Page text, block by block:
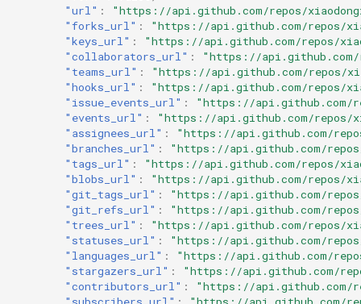
"url" :
"https://api.github.com/repos/
"forks_url" :
"https://api.github.com/repos/
"keys_url" :
"https://api.github.com/repos/
"collaborators_url" :
"https://api.github.com/
"teams_url" :
"https://api.github.com/repos/
"hooks_url" :
"https://api.github.com/repos/
"issue_events_url" :
"https://api.github.com/
"events_url" :
"https://api.github.com/repos/
"assignees_url" :
"https://api.github.com/
"branches_url" :
"https://api.github.com/
"tags_url" :
"https://api.github.com/repos/
"blobs_url" :
"https://api.github.com/repos/
"git_tags_url" :
"https://api.github.com/
"git_refs_url" :
"https://api.github.com/
"trees_url" :
"https://api.github.com/repos/
"statuses_url" :
"https://api.github.com/
"languages_url" :
"https://api.github.com/
"stargazers_url" :
"https://api.github.com/
"contributors_url" :
"https://api.github.com/